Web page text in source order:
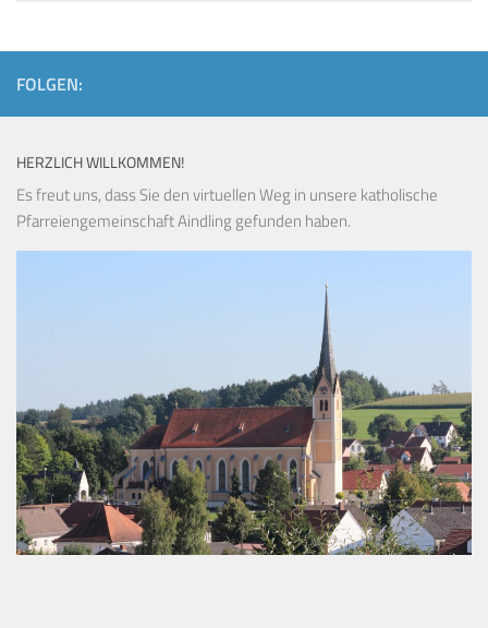
FOLGEN:
HERZLICH WILLKOMMEN!
Es freut uns, dass Sie den virtuellen Weg in unsere katholische
Pfarreiengemeinschaft Aindling gefunden haben.